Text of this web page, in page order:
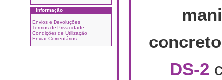
Informação
Envios e Devoluções
Termos de Privacidade
Condições de Utilização
Enviar Comentários
DS-2